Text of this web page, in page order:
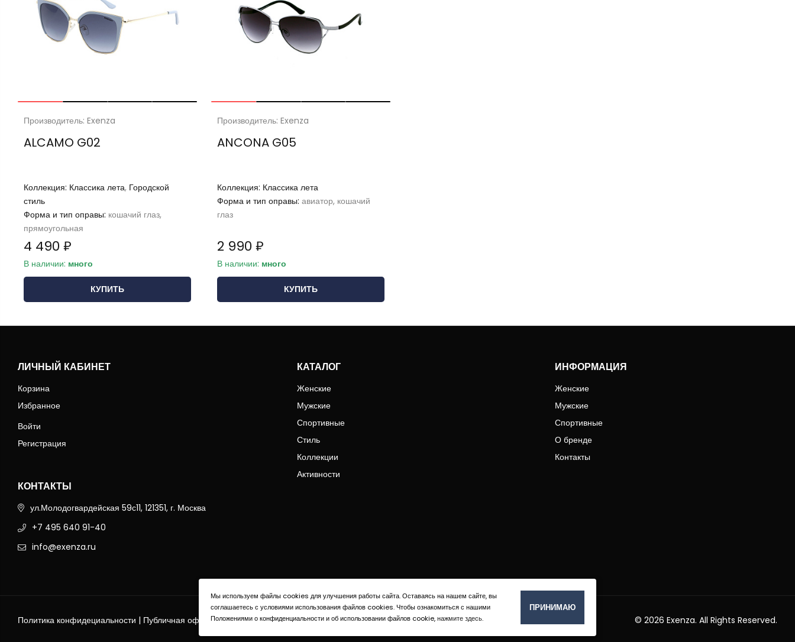
Производитель: Exenza
ALCAMO G02
Коллекция: Классика лета, Городской
стиль
Форма и тип оправы: кошачий глаз,
прямоугольная
4 490 ₽
В наличии: много
КУПИТЬ
Производитель: Exenza
ANCONA G05
Коллекция: Классика лета
Форма и тип оправы: авиатор, кошачий
глаз
2 990 ₽
В наличии: много
КУПИТЬ
ЛИЧНЫЙ КАБИНЕТ
Корзина
Избранное
Войти
Регистрация
КАТАЛОГ
Женские
Мужские
Спортивные
Стиль
Коллекции
Активности
ИНФОРМАЦИЯ
Женские
Мужские
Спортивные
О бренде
Контакты
КОНТАКТЫ
ул.Молодогвардейская 59с11, 121351, г. Москва
+7 495 640 91-40
info@exenza.ru
Политика конфидециальности | Публичная оферта © 2026 Exenza. All Rights Reserved.
Мы используем файлы cookies для улучшения работы сайта. Оставаясь на нашем сайте, вы
соглашаетесь с условиями использования файлов cookies. Чтобы ознакомиться с нашими
Положениями о конфиденциальности и об использовании файлов cookie,нажмите здесь.
ПРИНИМАЮ